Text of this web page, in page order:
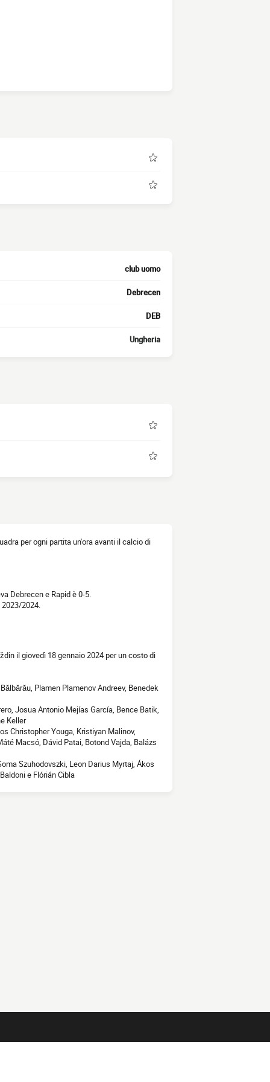
club uomo
Debrecen
DEB
Ungheria
per ogni partita un'ora avanti il calcio di
Debrecen e Rapid è 0-5.
2024.
il giovedì 18 gennaio 2024 per un costo di
Plamen Plamenov Andreev, Benedek
Josua Antonio Mejías García, Bence Batik,
Keller
Christopher Youga, Kristiyan Malinov,
Macsó, Dávid Patai, Botond Vajda, Balázs
Szuhodovszki, Leon Darius Myrtaj, Ákos
e Flórián Cibla